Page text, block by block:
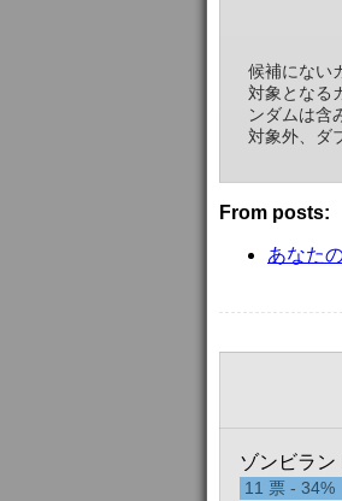
票
ガンダム
1 票 4%
0 票
ストライク
0 票
候補にない
対象となる
ンダムは含
対象外、ダ
From posts:
あなた
ゾンビラン
11 票 34%